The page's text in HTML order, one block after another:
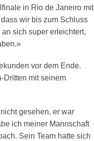
in Rio de Janeiro mit
wir bis zum Schluss
sich super erleichtert,
vor dem Ende.
Dritten mit seinem
gesehen, er war
ich meiner Mannschaft
Sein Team hatte sich